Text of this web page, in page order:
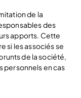
de la
des
apports. Cette
si les associés se
de la société,
personnels en cas